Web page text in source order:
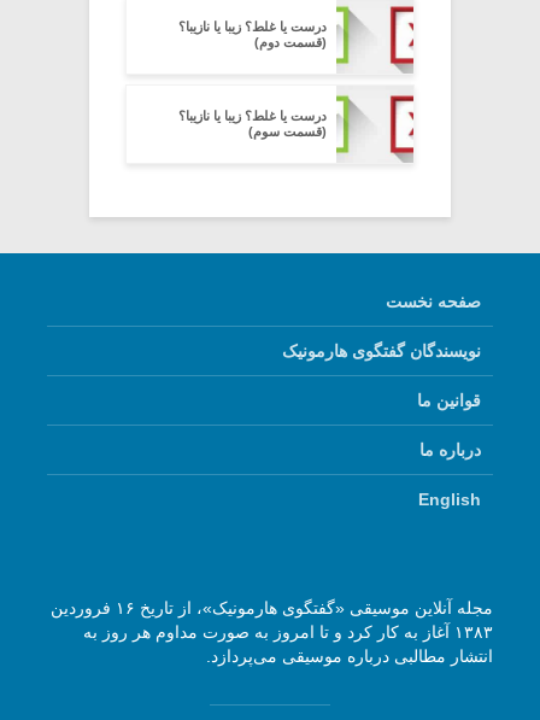
درست یا غلط؟ زیبا یا نازیبا؟
(قسمت دوم)
درست یا غلط؟ زیبا یا نازیبا؟
(قسمت سوم)
صفحه نخست
نویسندگان گفتگوی هارمونیک
قوانین ما
درباره ما
English
مجله آنلاین موسیقی «گفتگوی هارمونیک»، از تاریخ ۱۶ فروردین
۱۳۸۳ آغاز به کار کرد و تا امروز به صورت مداوم هر روز به
انتشار مطالبی درباره موسیقی می‌پردازد.